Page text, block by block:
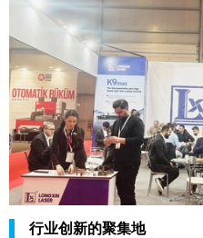
行业创新的聚集地